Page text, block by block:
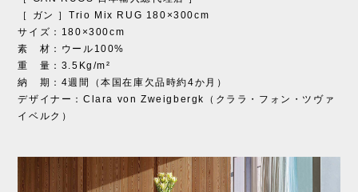
［ ガン ］Trio Mix RUG 180×300cm
サイズ：180×300cm
素 材：ウール100%
重 量：3.5Kg/m²
納 期：4週間（本国在庫欠品時約4か月）
デザイナー：Clara von Zweigbergk（クララ・フォン・ツヴァ
イベルク）